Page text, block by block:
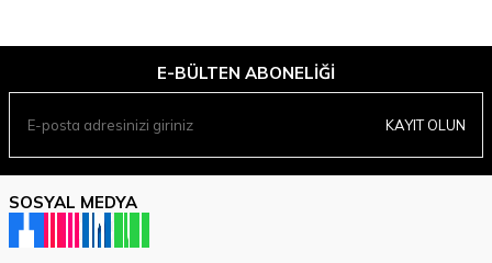
E-BÜLTEN ABONELIĞI
KAYIT OLUN
SOSYAL MEDYA